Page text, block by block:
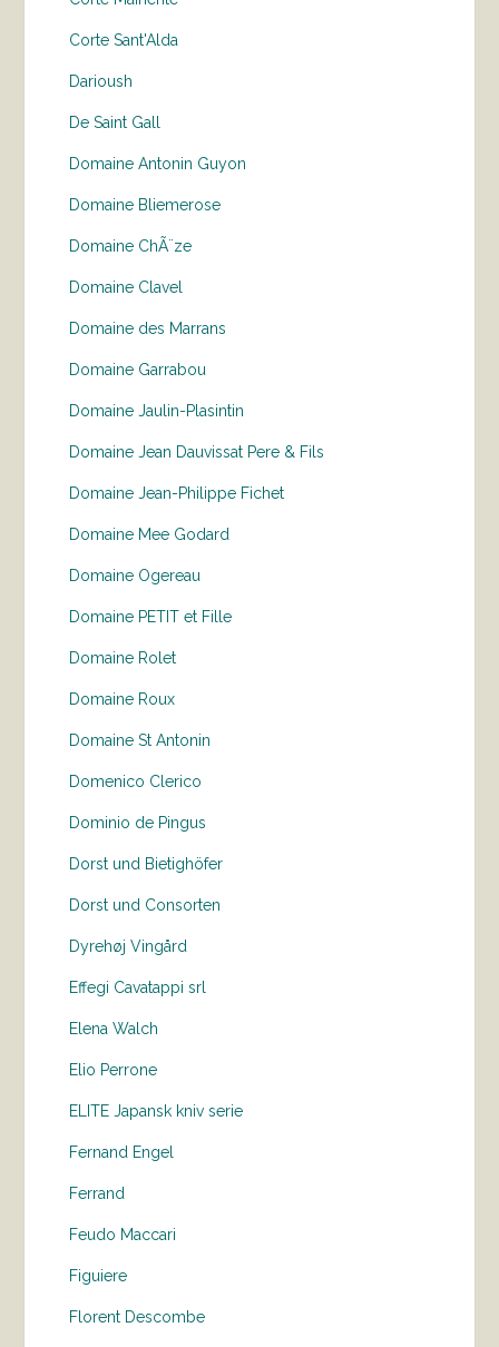
Corte Sant'Alda
Darioush
De Saint Gall
Domaine Antonin Guyon
Domaine Bliemerose
Domaine ChÃ¨ze
Domaine Clavel
Domaine des Marrans
Domaine Garrabou
Domaine Jaulin-Plasintin
Domaine Jean Dauvissat Pere & Fils
Domaine Jean-Philippe Fichet
Domaine Mee Godard
Domaine Ogereau
Domaine PETIT et Fille
Domaine Rolet
Domaine Roux
Domaine St Antonin
Domenico Clerico
Dominio de Pingus
Dorst und Bietighöfer
Dorst und Consorten
Dyrehøj Vingård
Effegi Cavatappi srl
Elena Walch
Elio Perrone
ELITE Japansk kniv serie
Fernand Engel
Ferrand
Feudo Maccari
Figuiere
Florent Descombe